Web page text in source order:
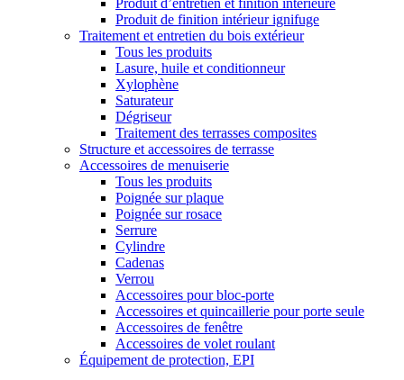
Produit d’entretien et finition intérieure
Produit de finition intérieur ignifuge
Traitement et entretien du bois extérieur
Tous les produits
Lasure, huile et conditionneur
Xylophène
Saturateur
Dégriseur
Traitement des terrasses composites
Structure et accessoires de terrasse
Accessoires de menuiserie
Tous les produits
Poignée sur plaque
Poignée sur rosace
Serrure
Cylindre
Cadenas
Verrou
Accessoires pour bloc-porte
Accessoires et quincaillerie pour porte seule
Accessoires de fenêtre
Accessoires de volet roulant
Équipement de protection, EPI